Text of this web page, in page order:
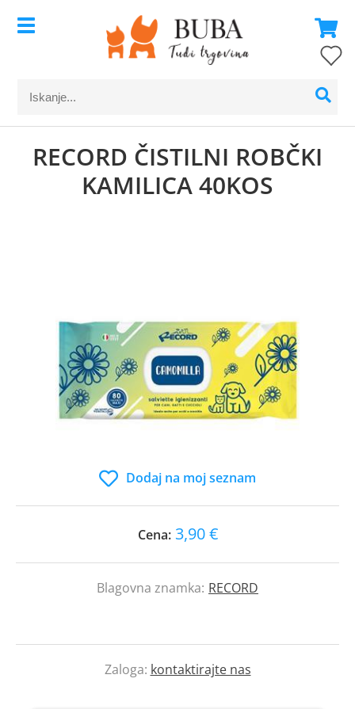
RECORD ČISTILNI ROBČKI
KAMILICA 40KOS
Dodaj na moj seznam
Cena: 3,90 €
Blagovna znamka: RECORD
Zaloga: kontaktirajte nas